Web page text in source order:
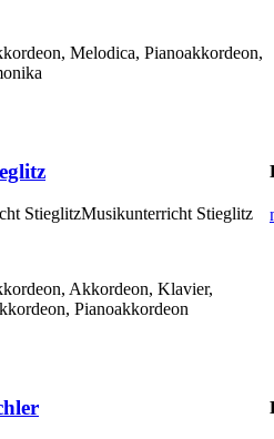
Melodica, Pianoakkordeon,
Musikunterricht Stieglitz
Akkordeon, Klavier,
Pianoakkordeon